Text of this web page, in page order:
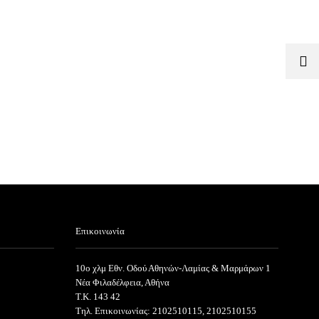
Επικοινωνία
10ο χλμ Εθν. Οδού Αθηνών-Λαμίας & Μαρμάρων 1
Νέα Φιλαδέλφεια, Αθήνα
T.K. 143 42
Τηλ. Επικοινωνίας: 2102510115, 2102510155